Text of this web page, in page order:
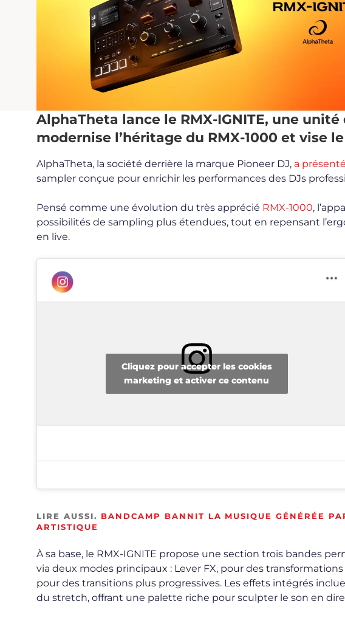
AlphaTheta lance le RMX-IGNITE, une
modernise l’héritage du RMX-1000 et vise
AlphaTheta, la société derrière la marque Pioneer DJ, a
sampler conçue pour enrichir les performances des DJs
Pensé comme une évolution du très apprécié RMX-1000,
possibilités de sampling plus étendues, tout en repensant
en live.
Cliquez pour accepter les cookies
marketing et activer ce contenu
LIRE AUSSI. BANDCAMP BANNIT LA MUSIQUE GÉNÉRÉE
ARTISTIQUE
À sa base, le RMX-IGNITE propose une section trois bandes
via deux modes principaux : Lever FX, pour des
pour des transitions plus progressives. Les effets intégrés
du stretch, offrant une palette riche pour sculpter le son en